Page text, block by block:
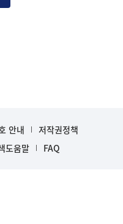
안내
저작권정책
도움말 FAQ